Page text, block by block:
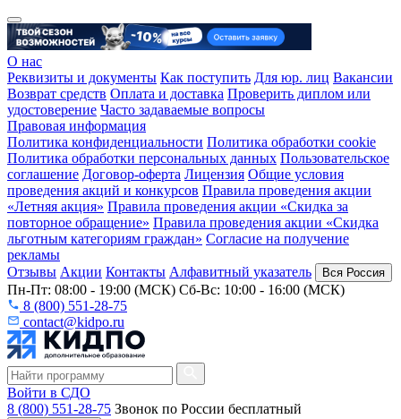
О нас
Реквизиты и документы Как поступить Для юр. лиц Вакансии
Возврат средств Оплата и доставка Проверить диплом или
удостоверение Часто задаваемые вопросы
Правовая информация
Политика конфиденциальности Политика обработки cookie
Политика обработки персональных данных Пользовательское
соглашение Договор-оферта Лицензия Общие условия
проведения акций и конкурсов Правила проведения акции
«Летняя акция» Правила проведения акции «Скидка за
повторное обращение» Правила проведения акции «Скидка
льготным категориям граждан» Согласие на получение
рекламы
Отзывы Акции Контакты Алфавитный указатель Вся Россия
Пн-Пт: 08:00 - 19:00 (МСК) Сб-Вс: 10:00 - 16:00 (МСК)
8 (800) 551-28-75
contact@kidpo.ru
Войти в СДО
8 (800) 551-28-75 Звонок по России бесплатный